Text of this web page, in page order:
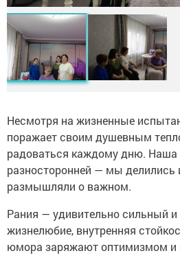
Несмотря на жизненные
поражает своим душевным
радоваться каждому дню. Наша
разносторонней — мы делились
размышляли о важном.
Рания — удивительно сильный и
жизнелюбие, внутренняя
юмора заряжают оптимизмом и